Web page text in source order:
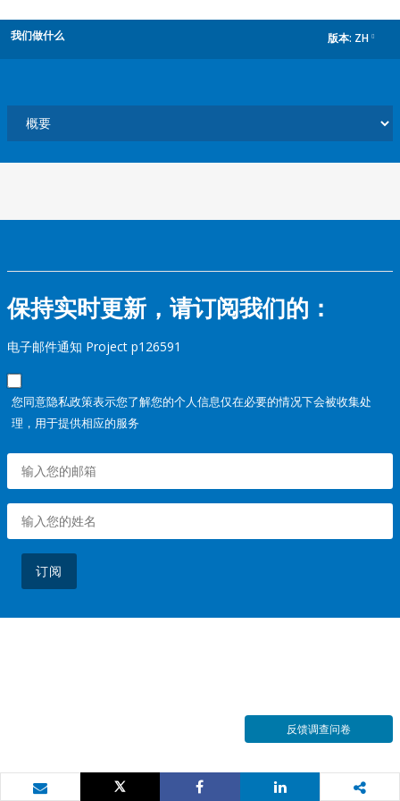
我们做什么 版本: ZH
保持实时更新，请订阅我们的：
电子邮件通知 Project p126591
您同意隐私政策表示您了解您的个人信息仅在必要的情况下会被收集处
理，用于提供相应的服务
订阅
反馈调查问卷